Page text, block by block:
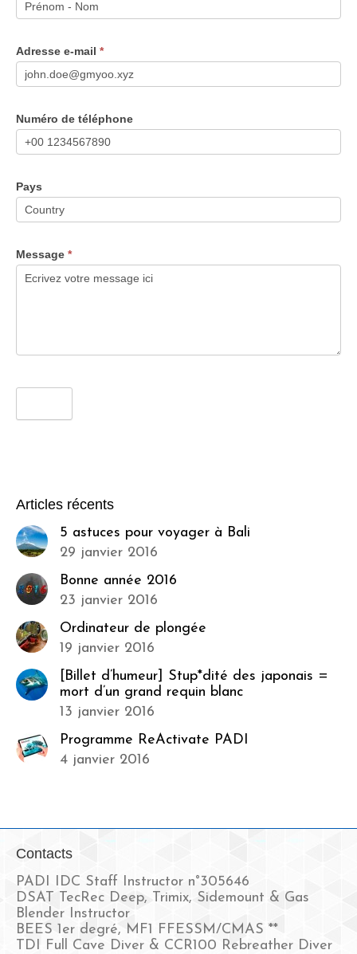
Adresse e-mail *
Numéro de téléphone
Pays
Message *
Articles récents
5 astuces pour voyager à Bali
29 janvier 2016
Bonne année 2016
23 janvier 2016
Ordinateur de plongée
19 janvier 2016
[Billet d’humeur] Stup*dité des japonais =
mort d’un grand requin blanc
13 janvier 2016
Programme ReActivate PADI
4 janvier 2016
Contacts
PADI IDC Staff Instructor n°305646
DSAT TecRec Deep, Trimix, Sidemount & Gas
Blender Instructor
BEES 1er degré, MF1 FFESSM/CMAS **
TDI Full Cave Diver & CCR100 Rebreather Diver